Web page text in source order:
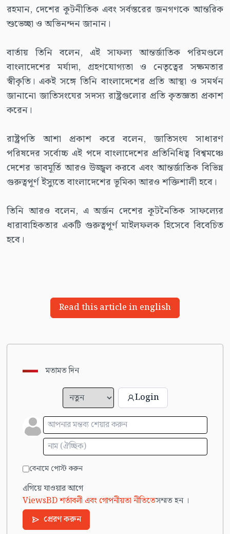
রহমান, দেশের কূটনীতিক এবং সর্বস্তরের জনগণকে আন্তরিক
শুভেচ্ছা ও অভিনন্দন জানান।
বার্তায় তিনি বলেন, এই সাফল্য আন্তর্জাতিক পরিমণ্ডলে
বাংলাদেশের মর্যাদা, গ্রহণযোগ্যতা ও নেতৃত্বের সক্ষমতার
স্বীকৃতি। একই সঙ্গে তিনি বাংলাদেশের প্রতি আস্থা ও সমর্থন
জানানো জাতিসংঘের সদস্য রাষ্ট্রগুলোর প্রতি কৃতজ্ঞতা প্রকাশ
করেন।
রাষ্ট্রপতি আশা প্রকাশ করে বলেন, জাতিসংঘ সাধারণ
পরিষদের সর্বোচ্চ এই পদে বাংলাদেশের প্রতিনিধিত্ব বিশ্বমঞ্চে
দেশের ভাবমূর্তি আরও উজ্জ্বল করবে এবং আন্তর্জাতিক বিভিন্ন
গুরুত্বপূর্ণ ইস্যুতে বাংলাদেশের ভূমিকা আরও শক্তিশালী হবে।
তিনি আরও বলেন, এ অর্জন দেশের কূটনৈতিক সাফল্যের
ধারাবাহিকতার একটি গুরুত্বপূর্ণ মাইলফলক হিসেবে বিবেচিত
হবে।
Read this article in english
মতামত দিন
Login
বেনামে পোস্ট করুন
এগিয়ে যাওয়ার আগে
ViewsBD শর্তাবলী এবং গোপনীয়তা নীতিতেসম্মত হন ।
প্রেরণ করুন